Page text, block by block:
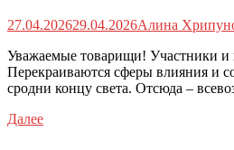
27.04.202629.04.2026Алина
Уважаемые товарищи! Участники и
Перекраиваются сферы влияния и
сродни концу света. Отсюда –
Далее